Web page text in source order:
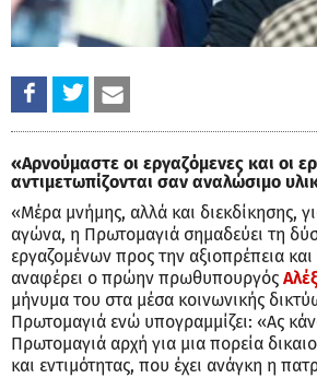
«Αρνούμαστε οι εργαζόμενες και οι
αντιμετωπίζονται σαν αναλώσιμο
«Μέρα μνήμης, αλλά και διεκδίκησης,
αγώνα, η Πρωτομαγιά σημαδεύει τη
εργαζομένων προς την αξιοπρέπεια
αναφέρει ο πρώην πρωθυπουργός
μήνυμα του στα μέσα κοινωνικής
Πρωτομαγιά ενώ υπογραμμίζει: «Ας
Πρωτομαγιά αρχή για μια πορεία
και εντιμότητας, που έχει ανάγκη η